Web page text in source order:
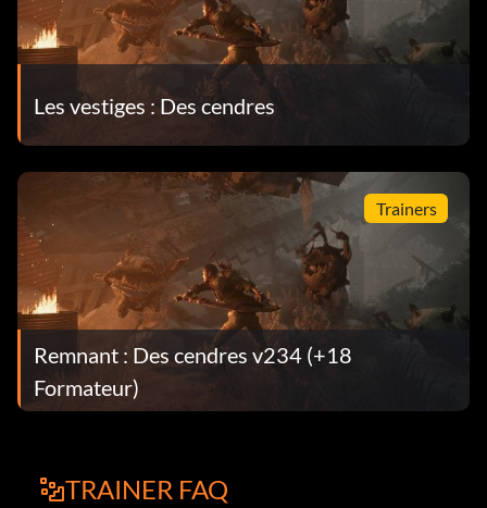
Les vestiges : Des cendres
Trainers
Remnant : Des cendres v234 (+18
Formateur)
TRAINER FAQ